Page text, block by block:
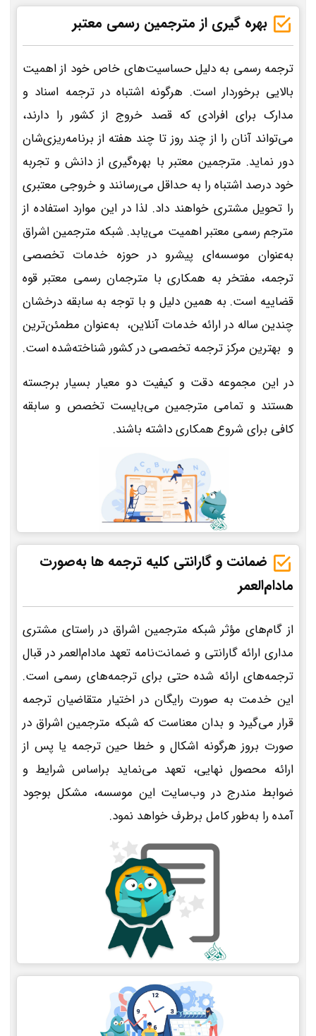
بهره گیری از مترجمین رسمی معتبر
ترجمه رسمی به دلیل حساسیت‌های خاص خود از اهمیت
بالایی برخوردار است. هرگونه اشتباه در ترجمه اسناد و
مدارک برای افرادی که قصد خروج از کشور را دارند،
می‌تواند آنان را از چند روز تا چند هفته از برنامه‌ریزی‌شان
دور نماید. مترجمین معتبر با بهره‌گیری از دانش و تجربه
خود درصد اشتباه را به حداقل می‌رسانند و خروجی معتبری
را تحویل مشتری خواهند داد. لذا در این موارد استفاده از
مترجم رسمی معتبر اهمیت می‌یابد. شبکه مترجمین اشراق
به‌عنوان موسسه‌ای پیشرو در حوزه خدمات تخصصی
ترجمه، مفتخر به همکاری با مترجمان رسمی معتبر قوه
قضاییه است. به همین دلیل و با توجه به سابقه درخشان
چندین ساله در ارائه خدمات آنلاین، به‌عنوان مطمئن‌ترین
و بهترین مرکز ترجمه تخصصی در کشور شناخته‌شده است.
در این مجموعه دقت و کیفیت دو معیار بسیار برجسته
هستند و تمامی مترجمین می‌بایست تخصص و سابقه
کافی برای شروع همکاری داشته باشند.
ضمانت و گارانتی کلیه ترجمه ها به‌صورت
مادام‌العمر
از گام‌های مؤثر شبکه مترجمین اشراق در راستای مشتری
مداری ارائه گارانتی و ضمانت‌نامه تعهد مادام‌العمر در قبال
ترجمه‌های ارائه شده حتی برای ترجمه‌های رسمی است.
این خدمت به صورت رایگان در اختیار متقاضیان ترجمه
قرار می‌گیرد و بدان معناست که شبکه مترجمین اشراق در
صورت بروز هرگونه اشکال و خطا حین ترجمه یا پس از
ارائه محصول نهایی، تعهد می‌نماید براساس شرایط و
ضوابط مندرج در وب‌سایت این موسسه، مشکل بوجود
آمده را به‌طور کامل برطرف خواهد نمود.